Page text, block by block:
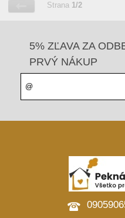
Strana 1/2
5% ZĽAVA ZA
PRVÝ NÁKUP